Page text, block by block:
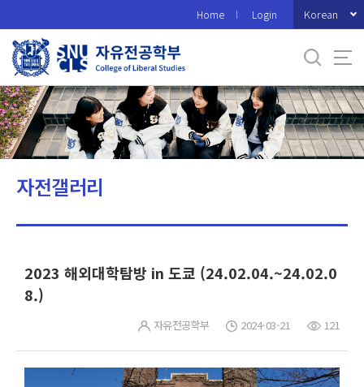
로
메
뉴
Home Login Korean
자전갤러리
2023 해외대학탐방 in 도쿄 (24.02.04.~24.02.0
8.)
자유전공학부 2024-03-21 121